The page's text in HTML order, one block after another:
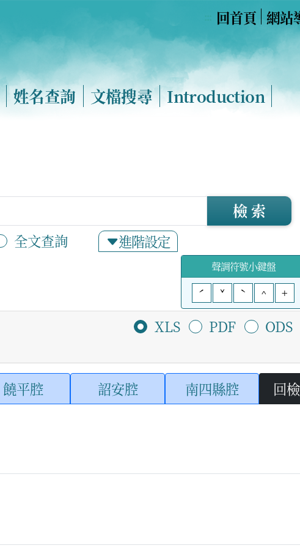
回首頁 網站
姓名查詢 文檔搜尋 Introduction
全文查詢 進階設定
檢 索
聲調符號小鍵盤
ˊ
ˇ ˋ ^ +
XLS PDF ODS
饒平腔 詔安腔 南四縣腔 回